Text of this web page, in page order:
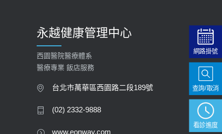
永越健康管理中心
西園醫院醫療體系
醫療專業 飯店服務
台北市萬華區西園路二段189號
(02) 2332-9888
www.eonway.com
網路掛號
看診進度
查詢/取消